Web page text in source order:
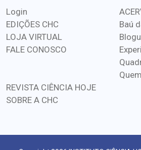
Login
EDIÇÕES CHC
LOJA VIRTUAL
FALE CONOSCO
Baú
REVISTA CIÊNCIA HOJE
SOBRE A CHC